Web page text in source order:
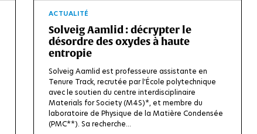
ACTUALITÉ
Solveig Aamlid : décrypter le
désordre des oxydes à haute
entropie
Solveig Aamlid est professeure assistante en
Tenure Track, recrutée par l'École polytechnique
avec le soutien du centre interdisciplinaire
Materials for Society (M4S)*, et membre du
laboratoire de Physique de la Matière Condensée
(PMC**). Sa recherche...